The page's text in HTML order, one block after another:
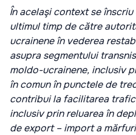
În acelaşi context se
ultimul timp de către
ucrainene în vederea
asupra segmentului
moldo-ucrainene, inclusiv
în comun în punctele de
contribui la facilitarea
inclusiv prin reluarea în
de export – import a